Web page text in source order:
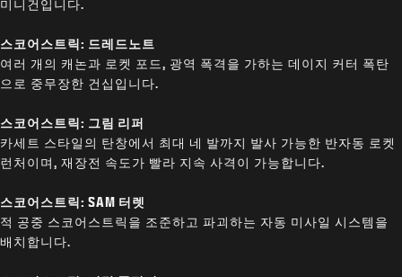
미니건입니다.
스코어스트릭: 드레드노트
여러 개의 캐논과 로켓 포드, 광역 폭격을 가하는 데이지 커터 폭탄
으로 중무장한 건십입니다.
스코어스트릭: 그림 리퍼
카세트 스타일의 탄창에서 최대 네 발까지 발사 가능한 반자동 로켓
런처이며, 재장전 속도가 빨라 지속 사격이 가능합니다.
스코어스트릭: SAM 터렛
적 공중 스코어스트릭을 조준하고 파괴하는 자동 미사일 시스템을
배치합니다.